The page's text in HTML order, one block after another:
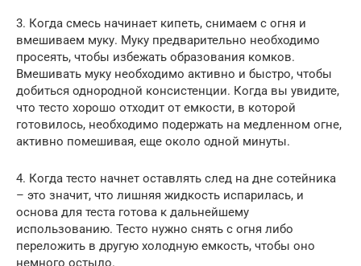
3. Когда смесь начинает кипеть, снимаем с огня и
вмешиваем муку. Муку предварительно необходимо
просеять, чтобы избежать образования комков.
Вмешивать муку необходимо активно и быстро, чтобы
добиться однородной консистенции. Когда вы увидите,
что тесто хорошо отходит от емкости, в которой
готовилось, необходимо подержать на медленном огне,
активно помешивая, еще около одной минуты.
4. Когда тесто начнет оставлять след на дне сотейника
– это значит, что лишняя жидкость испарилась, и
основа для теста готова к дальнейшему
использованию. Тесто нужно снять с огня либо
переложить в другую холодную емкость, чтобы оно
немного остыло.